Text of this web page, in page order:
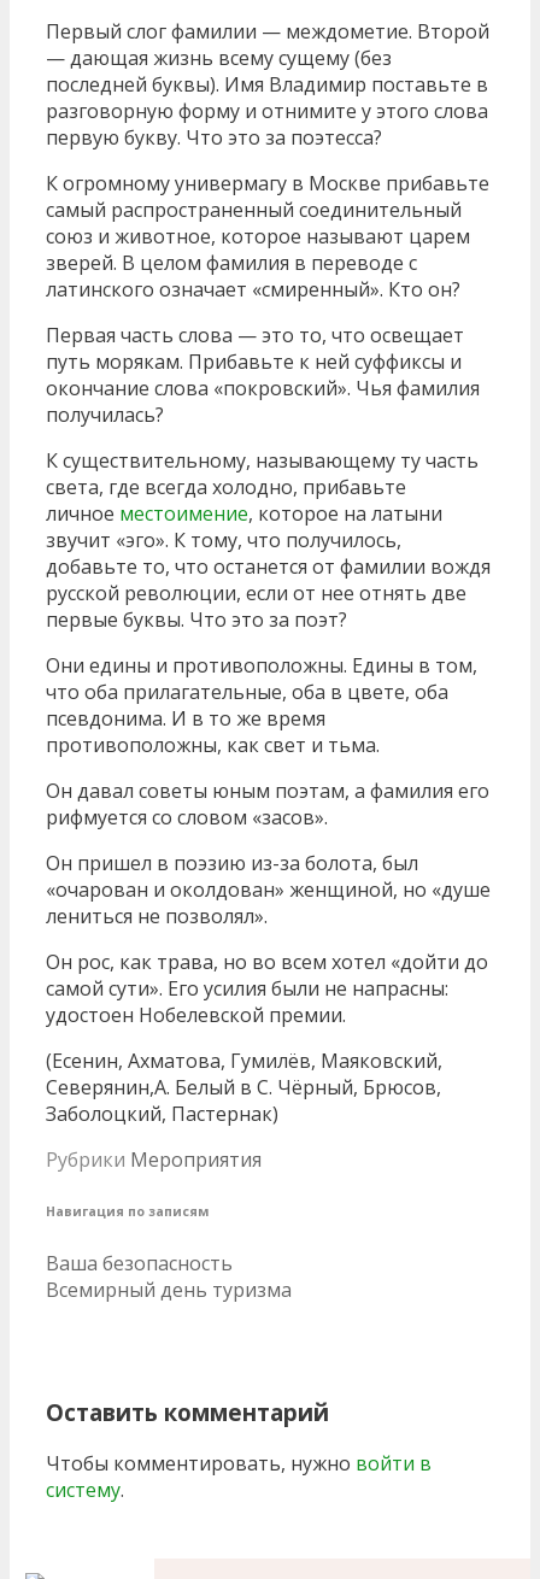
Первый слог фамилии — междометие. Второй
— дающая жизнь всему сущему (без
последней буквы). Имя Владимир поставьте в
разговорную форму и отнимите у этого слова
первую букву. Что это за поэтесса?
К огромному универмагу в Москве прибавьте
самый распространенный соединительный
союз и животное, которое называют царем
зверей. В целом фамилия в переводе с
латинского означает «смиренный». Кто он?
Первая часть слова — это то, что освещает
путь морякам. Прибавьте к ней суффиксы и
окончание слова «покровский». Чья фамилия
получилась?
К существительному, называющему ту часть
света, где всегда холодно, прибавьте
личное местоимение, которое на латыни
звучит «эго». К тому, что получилось,
добавьте то, что останется от фамилии вождя
русской революции, если от нее отнять две
первые буквы. Что это за поэт?
Они едины и противоположны. Едины в том,
что оба прилагательные, оба в цвете, оба
псевдонима. И в то же время
противоположны, как свет и тьма.
Он давал советы юным поэтам, а фамилия его
рифмуется со словом «засов».
Он пришел в поэзию из-за болота, был
«очарован и околдован» женщиной, но «душе
лениться не позволял».
Он рос, как трава, но во всем хотел «дойти до
самой сути». Его усилия были не напрасны:
удостоен Нобелевской премии.
(Есенин, Ахматова, Гумилёв, Маяковский,
Северянин,А. Белый в С. Чёрный, Брюсов,
Заболоцкий, Пастернак)
Рубрики Мероприятия
Навигация по записям
Ваша безопасность
Всемирный день туризма
Оставить комментарий
Чтобы комментировать, нужно войти в
систему.